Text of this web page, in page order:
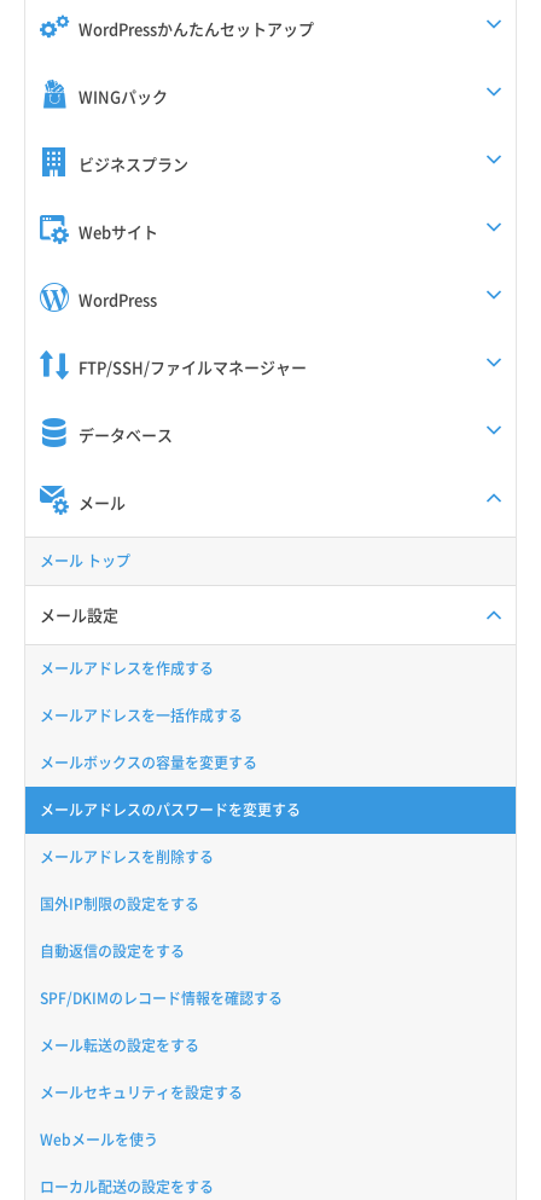
WordPressかんたんセットアップ
WINGパック
ビジネスプラン
Webサイト
WordPress
FTP/SSH/ファイルマネージャー
データベース
メール
メール トップ
メール設定
メールアドレスを作成する
メールアドレスを一括作成する
メールボックスの容量を変更する
メールアドレスのパスワードを変更する
メールアドレスを削除する
国外IP制限の設定をする
自動返信の設定をする
SPF/DKIMのレコード情報を確認する
メール転送の設定をする
メールセキュリティを設定する
Webメールを使う
ローカル配送の設定をする